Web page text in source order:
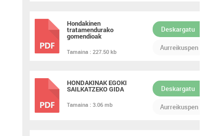
PDF
Hondakinen
tratamendurako
gomendioak
Tamaina : 227.50 kb
Deskargatu
Aurreikuspen
PDF
HONDAKINAK EGOKI
SAILKATZEKO GIDA
Tamaina : 3.06 mb
Deskargatu
Aurreikuspen